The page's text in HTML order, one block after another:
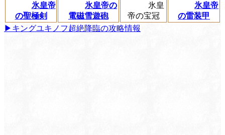
氷皇帝
の聖極剣
氷皇帝の
電磁雪遊砲
氷皇
帝の宝冠
氷皇帝
の雷装甲
▶︎キングユキノフ超絶降臨の攻略情報